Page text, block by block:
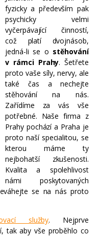
fyzicky a především pak
psychicky velmi
vyčerpávající činností,
což platí dvojnásob,
jedná-li se o stěhování
v rámci Prahy. Šetřete
proto vaše síly, nervy, ale
také čas a nechejte
stěhování na nás.
Zařídíme za vás vše
potřebné. Naše firma z
Prahy pochází a Praha je
proto naší specialitou, se
kterou máme ty
nejbohatší zkušenosti.
Kvalita a spolehlivost
námi poskytovaných
se na nás proto
služby. Nejprve
tak aby vše proběhlo co